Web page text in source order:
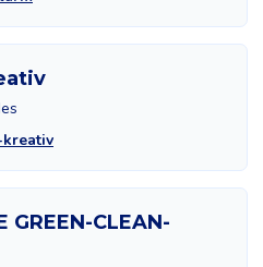
GREEN-CLEAN-